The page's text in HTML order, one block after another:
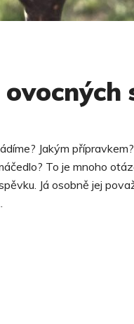
Jakým
To je mnoho
Já osobně jej